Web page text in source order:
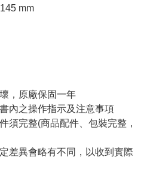
mm
，原廠保固一年
內之操作指示及注意事項
須完整(商品配件、包裝完整，
差異會略有不同，以收到實際